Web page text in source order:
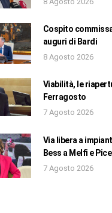
Cospito
auguri di Bardi
8 Agosto 2026
Viabilità, le
Ferragosto
7 Agosto 2026
Via libera a
Bess a Melfi e
7 Agosto 2026